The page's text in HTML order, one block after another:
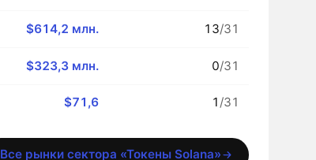
$614,2 млн. 13/31
$323,3 млн. 0/31
$71,6 1 /31
Все рынки сектора «Токены Solana»